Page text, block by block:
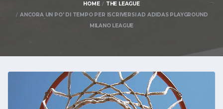
HOME
THE LEAGUE
ANCORA UN PO' DI TEMPO PER ISCRIVERSI AD ADIDAS PLAYGROUND
MILANO LEAGUE